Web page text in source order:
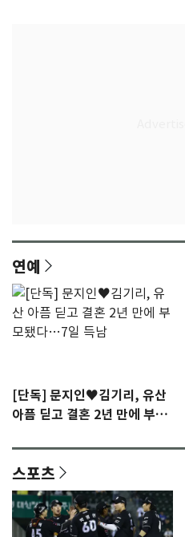
연예
[단독] 문지인♥김기리, 유산
아픔 딛고 결혼 2년 만에 부모
스포츠